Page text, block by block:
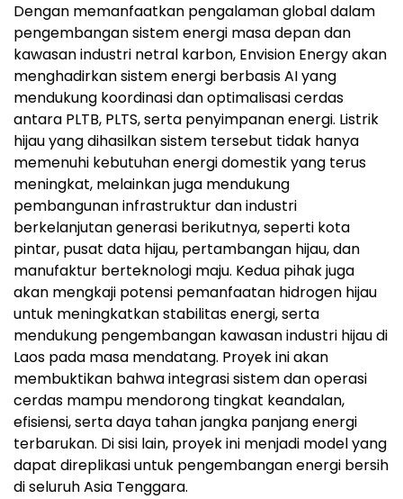
Dengan memanfaatkan pengalaman global dalam
pengembangan sistem energi masa depan dan
kawasan industri netral karbon, Envision Energy akan
menghadirkan sistem energi berbasis AI yang
mendukung koordinasi dan optimalisasi cerdas
antara PLTB, PLTS, serta penyimpanan energi. Listrik
hijau yang dihasilkan sistem tersebut tidak hanya
memenuhi kebutuhan energi domestik yang terus
meningkat, melainkan juga mendukung
pembangunan infrastruktur dan industri
berkelanjutan generasi berikutnya, seperti kota
pintar, pusat data hijau, pertambangan hijau, dan
manufaktur berteknologi maju. Kedua pihak juga
akan mengkaji potensi pemanfaatan hidrogen hijau
untuk meningkatkan stabilitas energi, serta
mendukung pengembangan kawasan industri hijau di
Laos pada masa mendatang. Proyek ini akan
membuktikan bahwa integrasi sistem dan operasi
cerdas mampu mendorong tingkat keandalan,
efisiensi, serta daya tahan jangka panjang energi
terbarukan. Di sisi lain, proyek ini menjadi model yang
dapat direplikasi untuk pengembangan energi bersih
di seluruh Asia Tenggara.